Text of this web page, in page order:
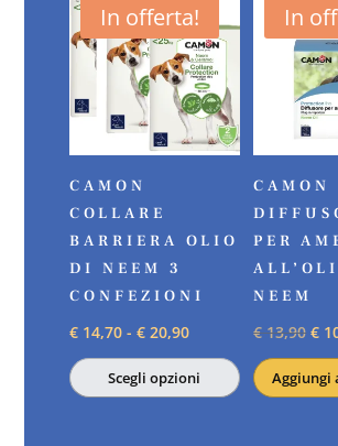
In offerta!
CAMON
COLLARE
BARRIERA OLIO
DI NEEM 3
CONFEZIONI
€14,70 - €20,90Fascia
di
prezzo:
Scegli opzioni
In
CAMON
PER
NEEM
€13,90Il
€
Aggiungi